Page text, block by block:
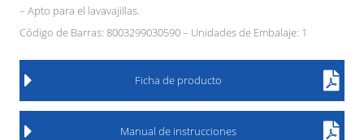
– Apto para el lavavajillas.
Código de Barras: 8003299030590 – Unidades de Embalaje: 1
Ficha de producto
Manual de instrucciones